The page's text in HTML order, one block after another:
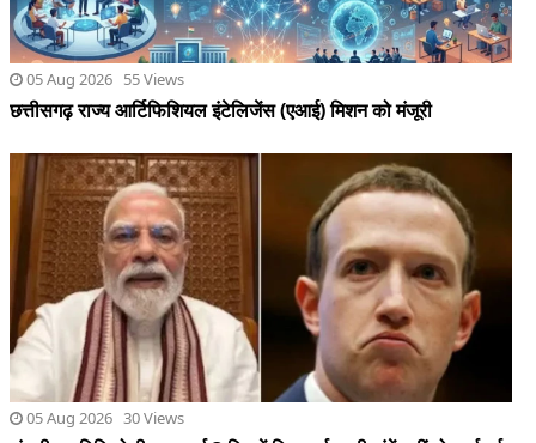
05 Aug 2026 30 Views
संसदीय समिति बोली-जुकरबर्ग 3 दिन में बिना शर्त माफी मांगें,नहीं तो कार्रवाई
के लिए तैयार रहें